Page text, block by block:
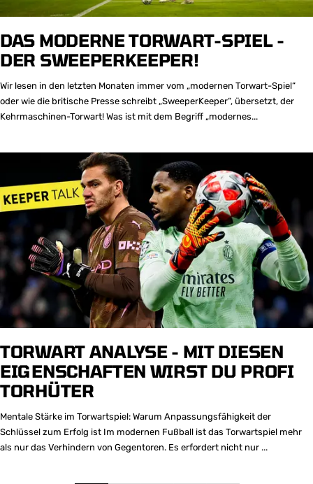
DAS MODERNE TORWART-SPIEL -
DER SWEEPERKEEPER!
Wir lesen in den letzten Monaten immer vom „modernen Torwart-Spiel“
oder wie die britische Presse schreibt „SweeperKeeper“, übersetzt, der
Kehrmaschinen-Torwart! Was ist mit dem Begriff „modernes...
TORWART ANALYSE - MIT DIESEN
EIGENSCHAFTEN WIRST DU PROFI
TORHÜTER
Mentale Stärke im Torwartspiel: Warum Anpassungsfähigkeit der
Schlüssel zum Erfolg ist Im modernen Fußball ist das Torwartspiel mehr
als nur das Verhindern von Gegentoren. Es erfordert nicht nur ...